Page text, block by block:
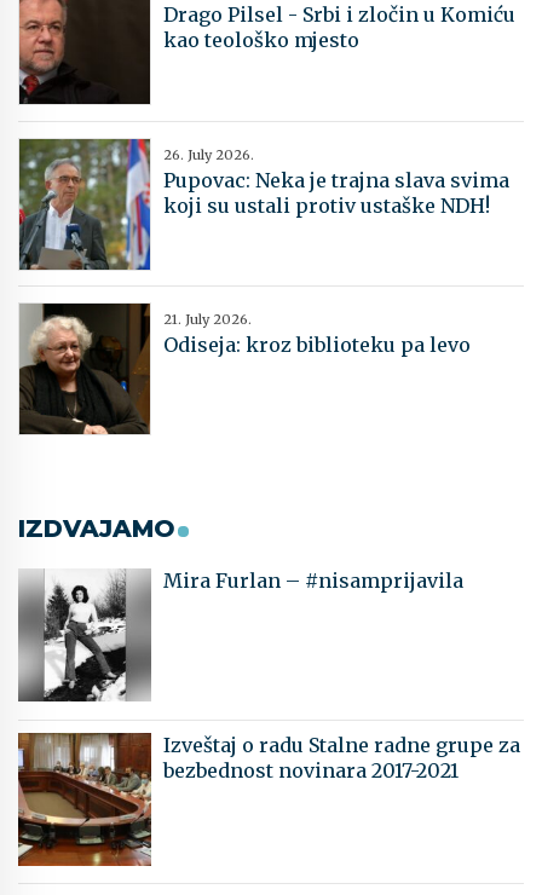
Drago Pilsel - Srbi i zločin u Komiću
kao teološko mjesto
26. July 2026.
Pupovac: Neka je trajna slava svima
koji su ustali protiv ustaške NDH!
21. July 2026.
Odiseja: kroz biblioteku pa levo
IZDVAJAMO
Mira Furlan – #nisamprijavila
Izveštaj o radu Stalne radne grupe za
bezbednost novinara 2017-2021